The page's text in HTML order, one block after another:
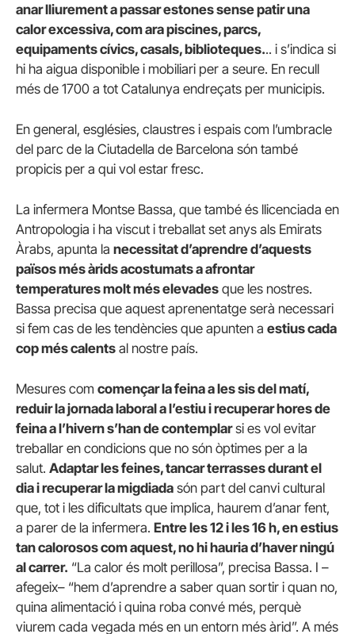
anar lliurement a passar estones sense patir una
calor excessiva, com ara piscines, parcs,
equipaments cívics, casals, biblioteques... i s’indica si
hi ha aigua disponible i mobiliari per a seure. En recull
més de 1700 a tot Catalunya endreçats per municipis.
En general, esglésies, claustres i espais com l’umbracle
del parc de la Ciutadella de Barcelona són també
propicis per a qui vol estar fresc.
La infermera Montse Bassa, que també és llicenciada en
Antropologia i ha viscut i treballat set anys als Emirats
Àrabs, apunta la necessitat d’aprendre d’aquests
països més àrids acostumats a afrontar
temperatures molt més elevades que les nostres.
Bassa precisa que aquest aprenentatge serà necessari
si fem cas de les tendències que apunten a estius cada
cop més calents al nostre país.
Mesures com començar la feina a les sis del matí,
reduir la jornada laboral a l’estiu i recuperar hores de
feina a l’hivern s’han de contemplarsi es vol evitar
treballar en condicions que no són òptimes per a la
salut. Adaptar les feines, tancar terrasses durant el
dia i recuperar la migdiada són part del canvi cultural
que, tot i les dificultats que implica, haurem d’anar fent,
a parer de la infermera. Entre les 12 i les 16 h, en estius
tan calorosos com aquest, no hi hauria d’haver ningú
al carrer. “La calor és molt perillosa”, precisa Bassa. I –
afegeix– “hem d’aprendre a saber quan sortir i quan no,
quina alimentació i quina roba convé més, perquè
viurem cada vegada més en un entorn més àrid”. A més